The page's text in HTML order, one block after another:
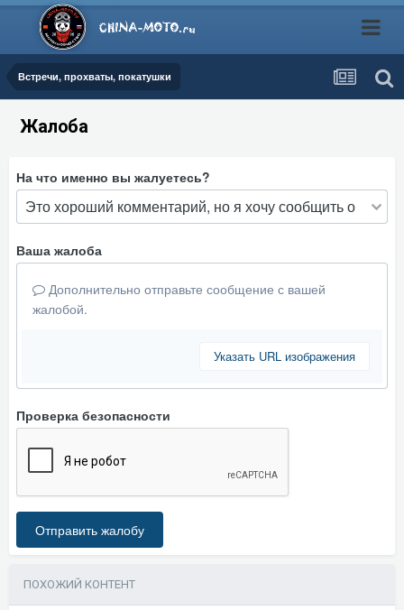
Встречи, прохваты, покатушки
Жалоба
На что именно вы жалуетесь?
Ваша жалоба
Дополнительно отправьте сообщение с вашей
жалобой.
Указать URL изображения
Проверка безопасности
Отправить жалобу
ПОХОЖИЙ КОНТЕНТ